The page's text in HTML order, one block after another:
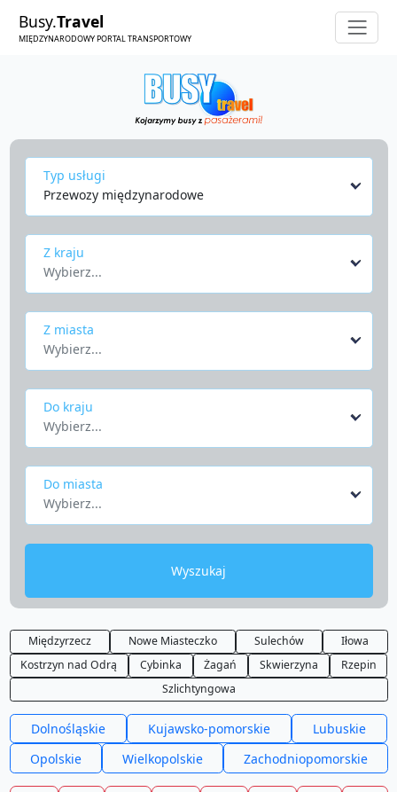
Busy.Travel
MIĘDZYNARODOWY PORTAL TRANSPORTOWY
Typ usługi
Przewozy międzynarodowe
Z kraju
Wybierz...
Z miasta
Wybierz...
Do kraju
Wybierz...
Do miasta
Wybierz...
Wyszukaj
Międzyrzecz Nowe Miasteczko Sulechów
Iłowa
Kostrzyn nad Odrą
Cybinka Żagań Skwierzyna
Rzepin
Szlichtyngowa
Dolnośląskie Kujawsko-pomorskie
Lubuskie
Opolskie
Wielkopolskie Zachodniopomorskie